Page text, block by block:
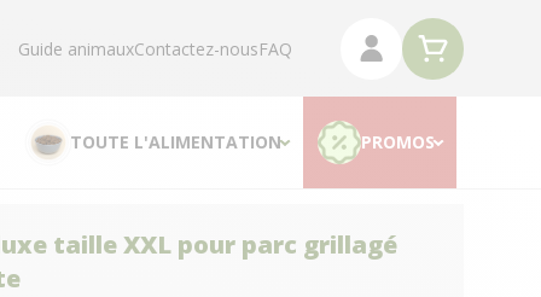
Guide animauxContactez-nousFAQ
TOUTE L'ALIMENTATION PROMOS
taille XXL pour parc grillagé